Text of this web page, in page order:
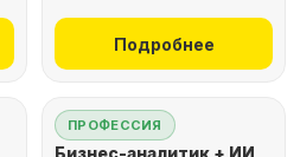
Подробнее
ПРОФЕССИЯ
Бизнес-аналитик + ИИ